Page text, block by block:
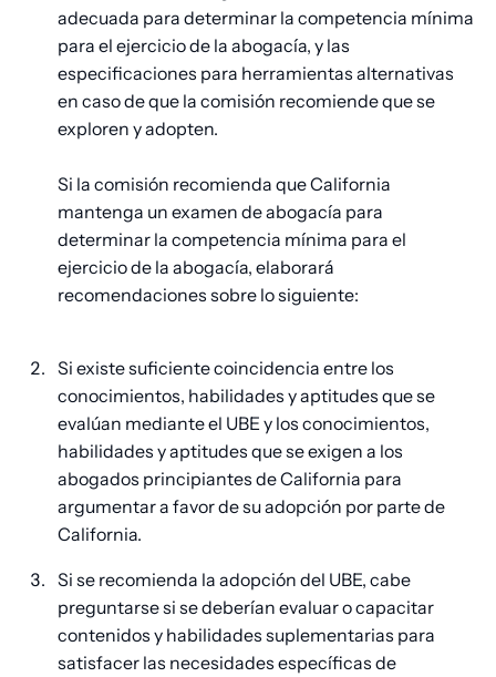
adecuada para determinar la competencia mínima
para el ejercicio de la abogacía, y las
especificaciones para herramientas alternativas
en caso de que la comisión recomiende que se
exploren y adopten.
Si la comisión recomienda que California
mantenga un examen de abogacía para
determinar la competencia mínima para el
ejercicio de la abogacía, elaborará
recomendaciones sobre lo siguiente:
Si existe suficiente coincidencia entre los
conocimientos, habilidades y aptitudes que se
evalúan mediante el UBE y los conocimientos,
habilidades y aptitudes que se exigen a los
abogados principiantes de California para
argumentar a favor de su adopción por parte de
California.
Si se recomienda la adopción del UBE, cabe
preguntarse si se deberían evaluar o capacitar
contenidos y habilidades suplementarias para
satisfacer las necesidades específicas de